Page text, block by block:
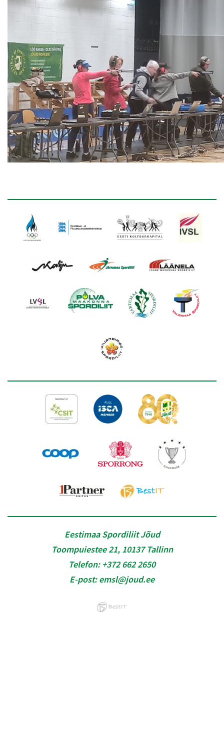
Eestimaa Spordiliit Jõud
Toompuiestee 21, 10137 Tallinn
Telefon: +372 662 2650
E-post:emsl@joud.ee